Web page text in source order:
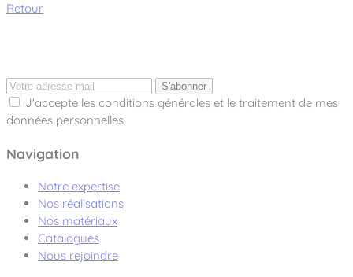
Retour
S'abonner
J'accepte les conditions générales et le traitement de mes
données personnelles
Navigation
Notre expertise
Nos réalisations
Nos matériaux
Catalogues
Nous rejoindre